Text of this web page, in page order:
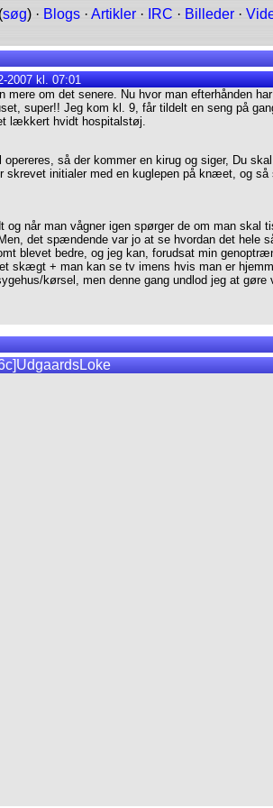
(søg) · Blogs · Artikler · IRC · Billeder ·
2007 kl. 07:01
om det senere. Nu hvor man efterhånden
super!! Jeg kom kl. 9, får tildelt en seng på
lækkert hvidt hospitalstøj.
så der kommer en kirug og siger, Du
initialer med en kuglepen på knæet, og
når man vågner igen spørger de om man skal
det spændende var jo at se hvordan det hele
blevet bedre, og jeg kan, forudsat min
skægt + man kan se tv imens hvis man er
kørsel, men denne gang undlod jeg at gøre